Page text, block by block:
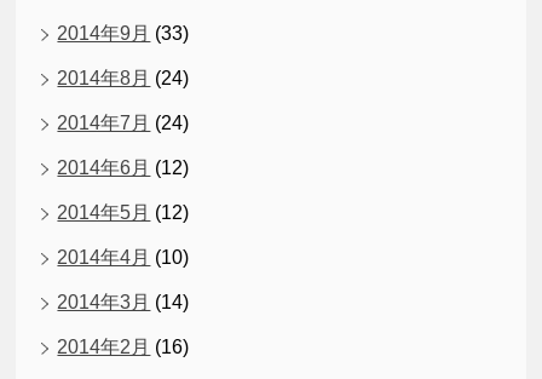
2014年9月 (33)
2014年8月 (24)
2014年7月 (24)
2014年6月 (12)
2014年5月 (12)
2014年4月 (10)
2014年3月 (14)
2014年2月 (16)